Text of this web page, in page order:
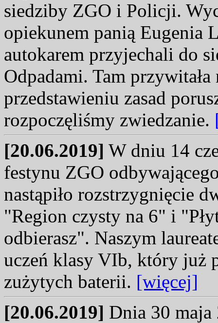
siedziby ZGO i Policji.
opiekunem panią Eugenia
autokarem przyjechali do
Odpadami. Tam
przedstawieniu zasad
rozpoczęliśmy zwiedzanie.
[20.06.2019] W dniu 14
festynu ZGO
nastąpiło rozstrzygnięcie
"Region czysty na 6" i
odbierasz". Naszym
uczeń klasy VIb, który już
zużytych baterii. [więcej]
[20.06.2019] Dnia 30